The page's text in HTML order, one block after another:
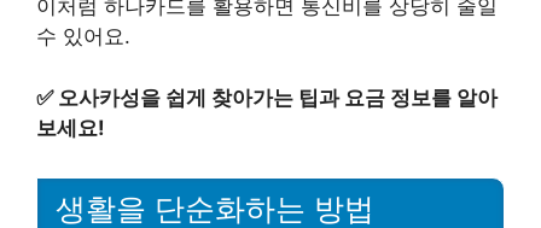
이처럼 하나카드를 활용하면 통신비를 상당히 줄일
수 있어요.
✅ 오사카성을 쉽게 찾아가는 팁과 요금 정보를 알아
보세요!
생활을 단순화하는 방법